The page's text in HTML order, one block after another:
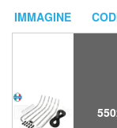
IMMAGINE